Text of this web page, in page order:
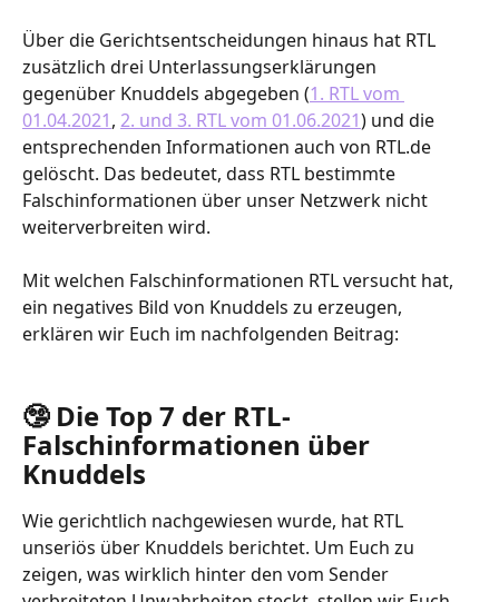
Über die Gerichtsentscheidungen hinaus hat RTL
zusätzlich drei Unterlassungserklärungen
gegenüber Knuddels abgegeben (1. RTL vom
01.04.2021, 2. und 3. RTL vom 01.06.2021) und die
entsprechenden Informationen auch von RTL.de
gelöscht. Das bedeutet, dass RTL bestimmte
Falschinformationen über unser Netzwerk nicht
weiterverbreiten wird.
Mit welchen Falschinformationen RTL versucht hat,
ein negatives Bild von Knuddels zu erzeugen,
erklären wir Euch im nachfolgenden Beitrag:
🤥 Die Top 7 der RTL-
Falschinformationen über
Knuddels
Wie gerichtlich nachgewiesen wurde, hat RTL
unseriös über Knuddels berichtet. Um Euch zu
zeigen, was wirklich hinter den vom Sender